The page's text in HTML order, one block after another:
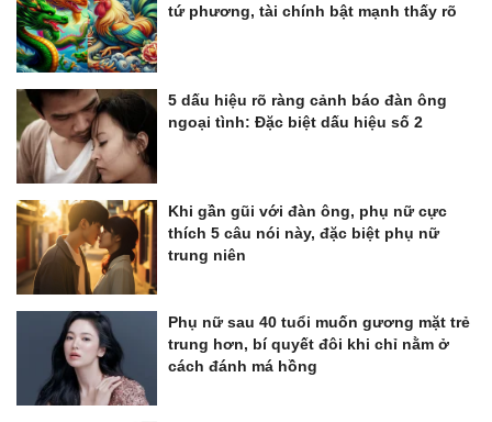
tứ phương, tài chính bật mạnh thấy rõ
5 dấu hiệu rõ ràng cảnh báo đàn ông
ngoại tình: Đặc biệt dấu hiệu số 2
Khi gần gũi với đàn ông, phụ nữ cực
thích 5 câu nói này, đặc biệt phụ nữ
trung niên
Phụ nữ sau 40 tuổi muốn gương mặt trẻ
trung hơn, bí quyết đôi khi chỉ nằm ở
cách đánh má hồng